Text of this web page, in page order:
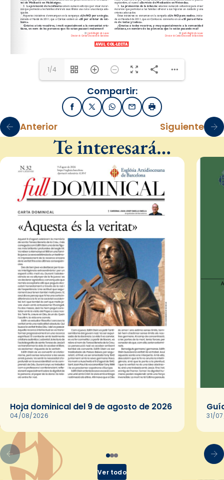
1/4
Compartir:
FacebookX / TwitterWhatsApp
EmailImprimir
Anterior Siguiente
Te interesará…
Hoja dominical del 9 de agosto de 2026
04/08/2026 31/
Ver todo